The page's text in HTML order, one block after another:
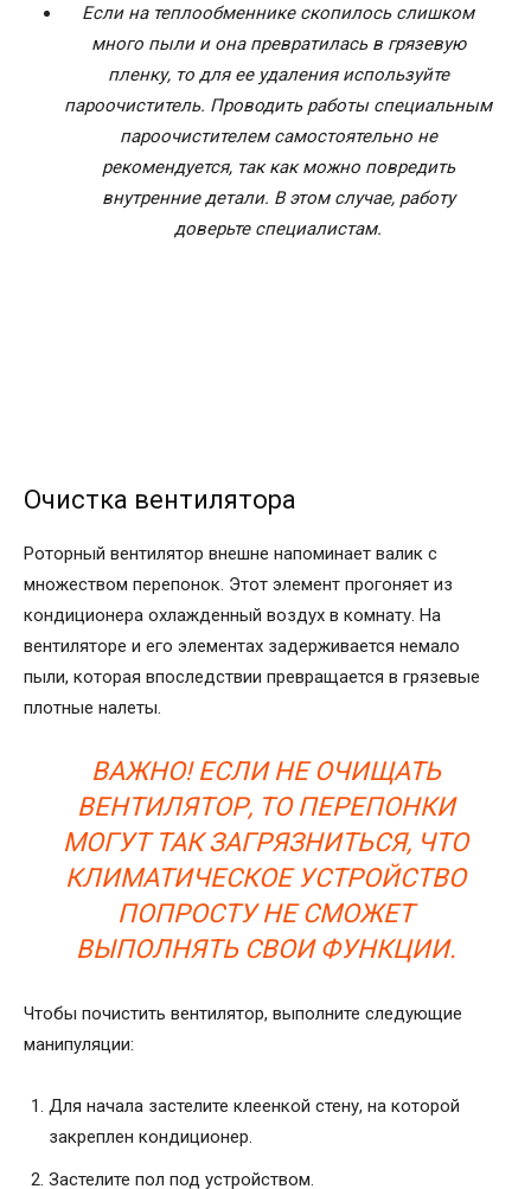
Если на теплообменнике скопилось слишком
много пыли и она превратилась в грязевую
пленку, то для ее удаления используйте
пароочиститель. Проводить работы специальным
пароочистителем самостоятельно не
рекомендуется, так как можно повредить
внутренние детали. В этом случае, работу
доверьте специалистам.
Очистка вентилятора
Роторный вентилятор внешне напоминает валик с
множеством перепонок. Этот элемент прогоняет из
кондиционера охлажденный воздух в комнату. На
вентиляторе и его элементах задерживается немало
пыли, которая впоследствии превращается в грязевые
плотные налеты.
ВАЖНО! ЕСЛИ НЕ ОЧИЩАТЬ
ВЕНТИЛЯТОР, ТО ПЕРЕПОНКИ
МОГУТ ТАК ЗАГРЯЗНИТЬСЯ, ЧТО
КЛИМАТИЧЕСКОЕ УСТРОЙСТВО
ПОПРОСТУ НЕ СМОЖЕТ
ВЫПОЛНЯТЬ СВОИ ФУНКЦИИ.
Чтобы почистить вентилятор, выполните следующие
манипуляции:
Для начала застелите клеенкой стену, на которой
закреплен кондиционер.
Застелите пол под устройством.